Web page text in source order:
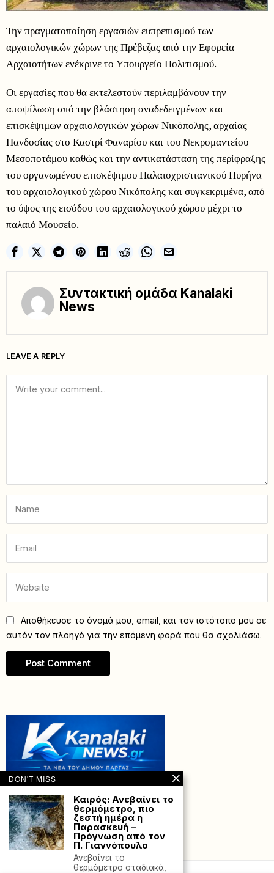
Την πραγματοποίηση εργασιών ευπρεπισμού των
αρχαιολογικών χώρων της Πρέβεζας από την Εφορεία
Αρχαιοτήτων ενέκρινε το Υπουργείο Πολιτισμού.
Οι εργασίες που θα εκτελεστούν περιλαμβάνουν την
αποψίλωση από την βλάστηση αναδεδειγμένων και
επισκέψιμων αρχαιολογικών χώρων Νικόπολης, αρχαίας
Πανδοσίας στο Καστρί Φαναρίου και του Νεκρομαντείου
Μεσοποτάμου καθώς και την αντικατάσταση της περίφραξης
του οργανωμένου επισκέψιμου Παλαιοχριστιανικού Πυρήνα
του αρχαιολογικού χώρου Νικόπολης και συγκεκριμένα, από
το ύψος της εισόδου του αρχαιολογικού χώρου μέχρι το
παλαιό Μουσείο.
Συντακτική ομάδα Kanalaki
News
LEAVE A REPLY
Αποθήκευσε το όνομά μου, email, και τον ιστότοπο μου σε
αυτόν τον πλοηγό για την επόμενη φορά που θα σχολιάσω.
Powered with by Hostville”)
DON'T MISS
Καιρός: Ανεβαίνει το
θερμόμετρο, πιο
ζεστή ημέρα η
Παρασκευή –
Πρόγνωση από τον
Π. Γιαννόπουλο
Ανεβαίνει το
θερμόμετρο σταδιακά,